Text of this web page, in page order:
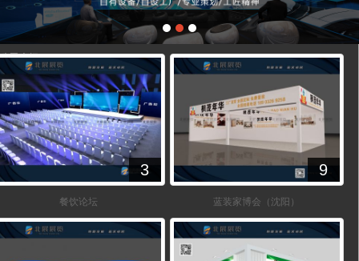
成功案例
公司介绍
留言反馈
联系我们
LBS
3
餐饮论坛
9
蓝装家博会（沈阳）